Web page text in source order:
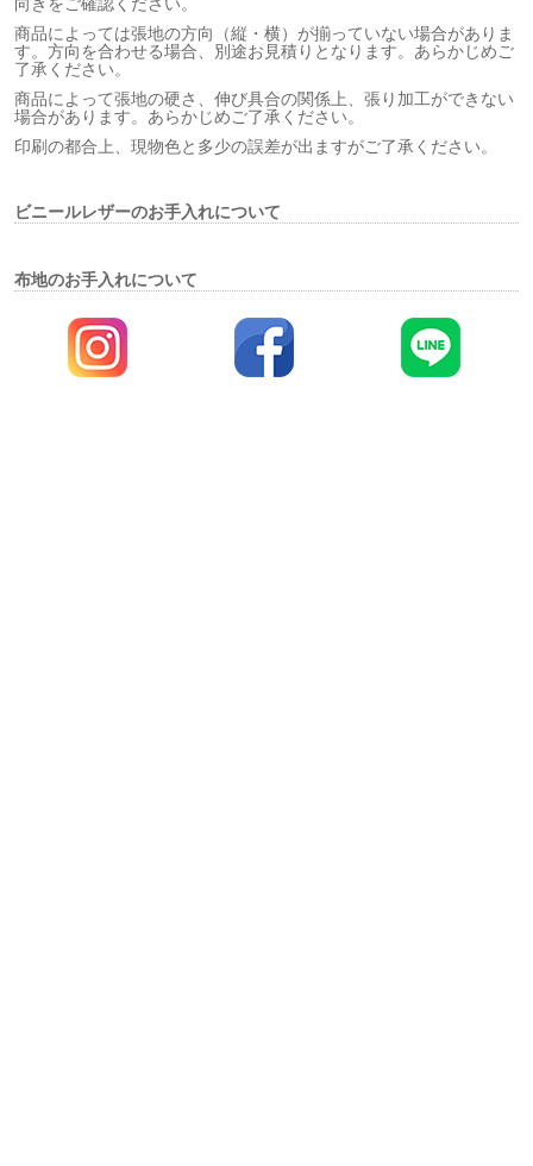
商品によっては張地の方向（縦・横）が揃っていない場合がありま
す。方向を合わせる場合、別途お見積りとなります。あらかじめご
了承ください。
商品によって張地の硬さ、伸び具合の関係上、張り加工ができない
場合があります。あらかじめご了承ください。
印刷の都合上、現物色と多少の誤差が出ますがご了承ください。
ビニールレザーのお手入れについて
布地のお手入れについて